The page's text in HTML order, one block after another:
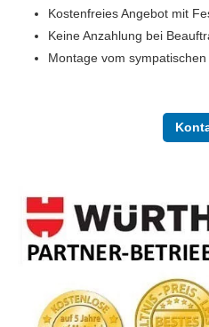
Kostenfreies Angebot mit
Keine Anzahlung bei
Montage vom